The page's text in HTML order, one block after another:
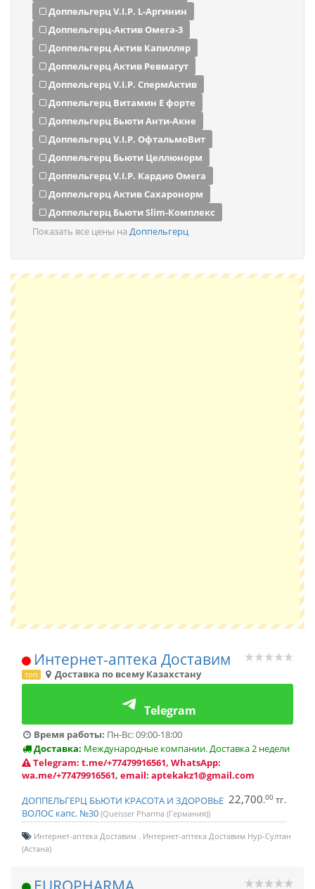
Доппельгерц V.I.P. L-Аргинин
Доппельгерц-Актив Омега-3
Доппельгерц Актив Капилляр
Доппельгерц Актив Ревмагут
Доппельгерц V.I.P. СпермАктив
Доппельгерц Витамин Е форте
Доппельгерц Бьюти Анти-Акне
Доппельгерц V.I.P. ОфтальмоВит
Доппельгерц Бьюти Целлюнорм
Доппельгерц V.I.P. Кардио Омега
Доппельгерц Актив Сахаронорм
Доппельгерц Бьюти Slim-Комплекс
Показать все цены на Доппельгерц
Интернет-аптека Доставим
топ Доставка по всему Казахстану
Telegram
Время работы: Пн-Вс: 09:00-18:00
Доставка: Международные компании. Доставка 2 недели
Telegram: t.me/+77479916561, WhatsApp:
wa.me/+77479916561, email: aptekakz1@gmail.com
ДОППЕЛЬГЕРЦ БЬЮТИ КРАСОТА И ЗДОРОВЬЕ
ВОЛОС капс. №30 (Queisser Pharma (Германия))
22,700.00 тг.
Интернет-аптека Доставим
Интернет-аптека Доставим Нур-Султан
(Астана)